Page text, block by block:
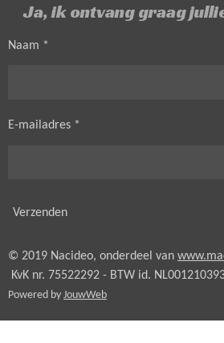
Ja, ik ontvang graag
Naam *
E-mailadres *
Verzenden
© 2019 Nacideo, onderdeel van
KvK nr. 75522292 - BTW id.
Powered by JouwWeb